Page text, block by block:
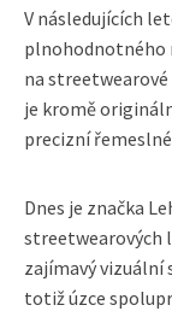
V následujících
plnohodnotného
na
je kromě
precizní
Dnes je značka
streetwearových
zajímavý
totiž úzce